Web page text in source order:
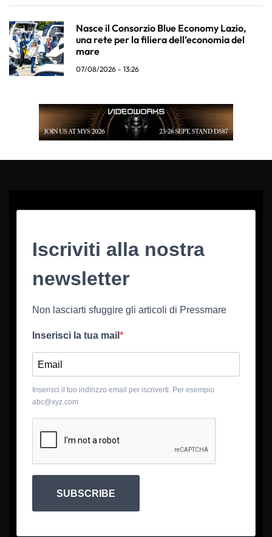
Nasce il Consorzio Blue Economy Lazio,
una rete per la filiera dell’economia del
mare
07/08/2026 - 13:26
Iscriviti alla nostra
newsletter
Non lasciarti sfuggire gli articoli di Pressmare
Inserisci la tua mail
Inserisci il tuo indirizzo email per iscriverti. Per esempio
abc@xyz.com
SUBSCRIBE